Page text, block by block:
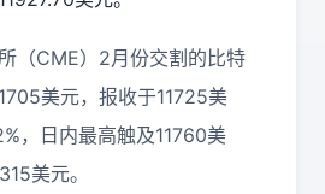
（CME）2月份交割的比特
美元，报收于11725美
，日内最高触及11760美
美元。